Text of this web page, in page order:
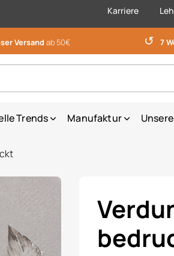
Karriere
Versand ab 50€ ↺ 7
Trends Manufaktur